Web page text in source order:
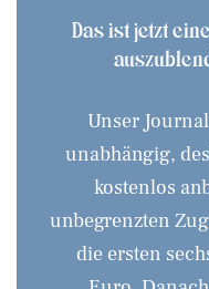
Das ist jetzt
Unser
unabhängig,
kostenlos
unbegrenzten
die ersten